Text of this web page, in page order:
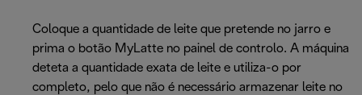
Coloque a quantidade de leite que pretende no jarro e
prima o botão MyLatte no painel de controlo. A máquina
deteta a quantidade exata de leite e utiliza-o por
completo, pelo que não é necessário armazenar leite no